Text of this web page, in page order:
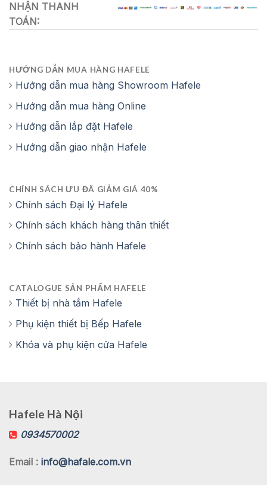
NHẬN THANH
TOÁN:
HƯỚNG DẪN MUA HÀNG HAFELE
Hướng dẫn mua hàng Showroom Hafele
Hướng dẫn mua hàng Online
Hướng dẫn lắp đặt Hafele
Hướng dẫn giao nhận Hafele
CHÍNH SÁCH ƯU ĐÃ GIẢM GIÁ 40%
Chính sách Đại lý Hafele
Chính sách khách hàng thân thiết
Chính sách bảo hành Hafele
CATALOGUE SẢN PHẨM HAFELE
Thiết bị nhà tắm Hafele
Phụ kiện thiết bị Bếp Hafele
Khóa và phụ kiện cửa Hafele
Hafele Hà Nội
0934570002
Email : info@hafale.com.vn